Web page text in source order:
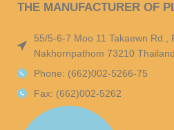
THE MANUFACTURER OF
55/5-6-7 Moo 11 Takaewn Rd.,
Nakhornpathom 73210 Thailand
Phone: (662)002-5266-75
Fax: (662)002-5262